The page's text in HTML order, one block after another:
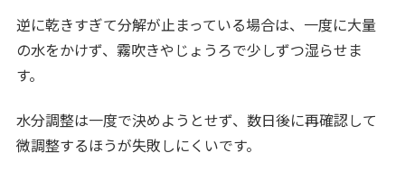
逆に乾きすぎて分解が止まっている場合は、一度に大量
の水をかけず、霧吹きやじょうろで少しずつ湿らせま
す。
水分調整は一度で決めようとせず、数日後に再確認して
微調整するほうが失敗しにくいです。